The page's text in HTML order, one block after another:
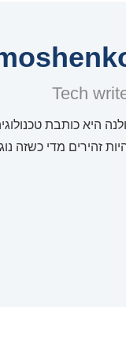
Tech
היא כותבת
זהירים מדי כשזה